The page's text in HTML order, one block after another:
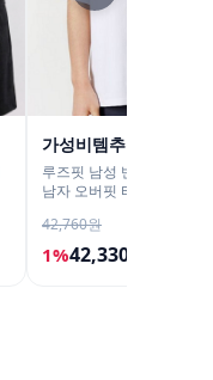
가성비템추천 매장현
루즈핏 남성 반팔 티셔츠
남자 오버핏 티셔츠 무지
42,760원
1%42,330원